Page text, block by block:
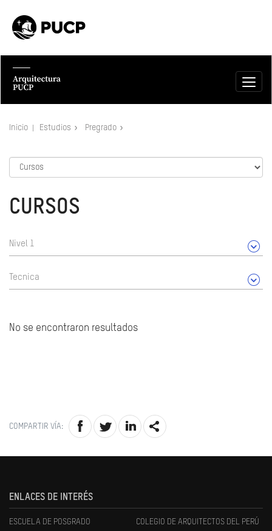
Inicio Estudios Pregrado
CURSOS
Nivel 1
Tecnica
No se encontraron resultados
COMPARTIR VÍA:
ENLACES DE INTERÉS
ESCUELA DE POSGRADO COLEGIO DE ARQUITECTOS DEL PERÚ